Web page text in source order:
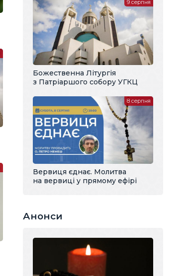
Божественна Літургія
з Патріаршого собору УГКЦ
9 серпня
Вервиця єднає. Молитва
на вервиці у прямому ефірі
8 серпня
Анонси